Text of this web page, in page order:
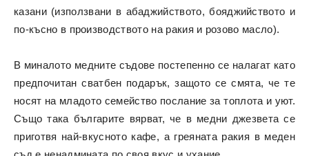
казани (използвани в абаджийството, бояджийството и
по-късно в производството на ракия и розово масло).
В миналото медните съдове постепенно се налагат като
предпочитан сватбен подарък, защото се смята, че те
носят на младото семейство послание за топлота и уют.
Също така българите вярват, че в медни джезвета се
приготвя най-вкусното кафе, а греяната ракия в меден